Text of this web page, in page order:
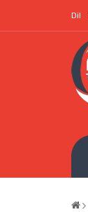
Dil